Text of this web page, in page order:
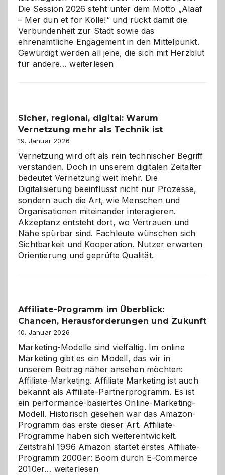
Die Session 2026 steht unter dem Motto „Alaaf
– Mer dun et för Kölle!“ und rückt damit die
Verbundenheit zur Stadt sowie das
ehrenamtliche Engagement in den Mittelpunkt.
Gewürdigt werden all jene, die sich mit Herzblut
für andere…Kölner
ein
dreifaches
Alaaf!
weiterlesen
Sicher, regional, digital: Warum
Vernetzung mehr als Technik ist
19. Januar 2026
Vernetzung wird oft als rein technischer Begriff
verstanden. Doch in unserem digitalen Zeitalter
bedeutet Vernetzung weit mehr. Die
Digitalisierung beeinflusst nicht nur Prozesse,
sondern auch die Art, wie Menschen und
Organisationen miteinander interagieren.
Akzeptanz entsteht dort, wo Vertrauen und
Nähe spürbar sind. Fachleute wünschen sich
Sichtbarkeit und Kooperation. Nutzer erwarten
Orientierung und geprüfte Qualität.
Affiliate-Programm im Überblick:
Chancen, Herausforderungen und Zukunft
10. Januar 2026
Marketing-Modelle sind vielfältig. Im online
Marketing gibt es ein Modell, das wir in
unserem Beitrag näher ansehen möchten:
Affiliate-Marketing. Affiliate Marketing ist auch
bekannt als Affiliate-Partnerprogramm. Es ist
ein performance-basiertes Online-Marketing-
Modell. Historisch gesehen war das Amazon-
Programm das erste dieser Art. Affiliate-
Programme haben sich weiterentwickelt.
Zeitstrahl 1996 Amazon startet erstes Affiliate-
Programm 2000er: Boom durch E-Commerce
2010er… Affiliate-
weiterlesen